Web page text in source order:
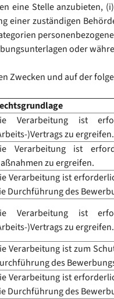
eine Stelle anzubieten,
einer zuständigen
oder
Zwecken und auf der
Verarbeitung ist
)Vertrags zu ergreifen.
Verarbeitung ist
zu ergreifen.
Verarbeitung ist
Durchführung des
Verarbeitung ist
)Vertrags zu ergreifen.
Verarbeitung ist zum
des
Verarbeitung ist
Durchführung des